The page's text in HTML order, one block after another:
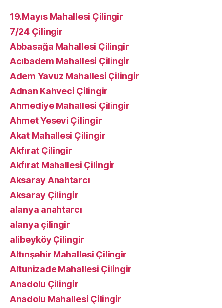
19.Mayıs Mahallesi Çilingir
7/24 Çilingir
Abbasağa Mahallesi Çilingir
Acıbadem Mahallesi Çilingir
Adem Yavuz Mahallesi Çilingir
Adnan Kahveci Çilingir
Ahmediye Mahallesi Çilingir
Ahmet Yesevi Çilingir
Akat Mahallesi Çilingir
Akfırat Çilingir
Akfırat Mahallesi Çilingir
Aksaray Anahtarcı
Aksaray Çilingir
alanya anahtarcı
alanya çilingir
alibeyköy Çilingir
Altınşehir Mahallesi Çilingir
Altunizade Mahallesi Çilingir
Anadolu Çilingir
Anadolu Mahallesi Çilingir